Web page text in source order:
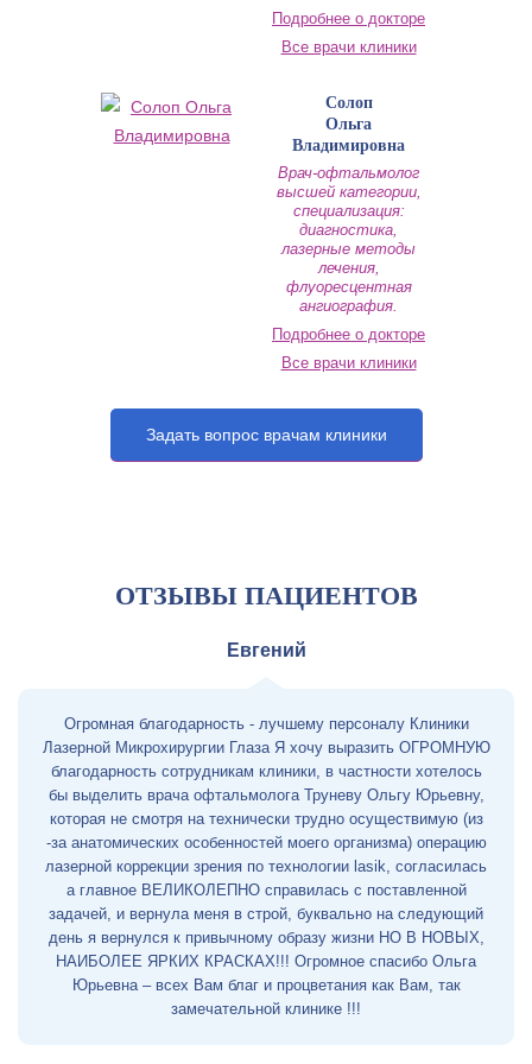
Подробнее о докторе
Все врачи клиники
Солоп
Ольга
Владимировна
Врач-офтальмолог
высшей категории,
специализация:
диагностика,
лазерные методы
лечения,
флуоресцентная
ангиография.
Подробнее о докторе
Все врачи клиники
Задать вопрос врачам клиники
ОТЗЫВЫ ПАЦИЕНТОВ
Евгений
Огромная благодарность - лучшему персоналу Клиники
Лазерной Микрохирургии Глаза Я хочу выразить ОГРОМНУЮ
благодарность сотрудникам клиники, в частности хотелось
бы выделить врача офтальмолога Труневу Ольгу Юрьевну,
которая не смотря на технически трудно осуществимую (из
-за анатомических особенностей моего организма) операцию
лазерной коррекции зрения по технологии lasik, согласилась
а главное ВЕЛИКОЛЕПНО справилась с поставленной
задачей, и вернула меня в строй, буквально на следующий
день я вернулся к привычному образу жизни НО В НОВЫХ,
НАИБОЛЕЕ ЯРКИХ КРАСКАХ!!! Огромное спасибо Ольга
Юрьевна – всех Вам благ и процветания как Вам, так
замечательной клинике !!!